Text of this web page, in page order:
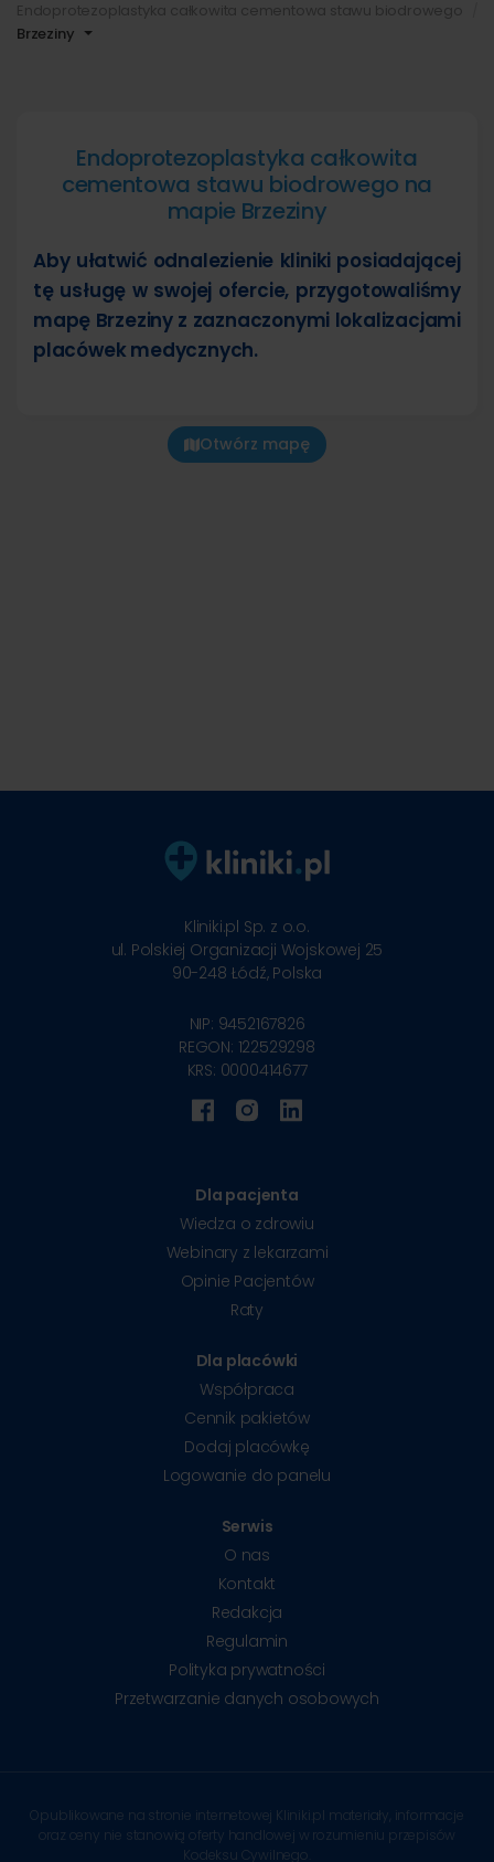
Brzeziny
Endoprotezoplastyka całkowita
cementowa stawu biodrowego na
mapie Brzeziny
Aby ułatwić odnalezienie kliniki posiadającej
tę usługę w swojej ofercie, przygotowaliśmy
mapę Brzeziny z zaznaczonymi lokalizacjami
placówek medycznych.
Otwórz mapę
Kliniki.pl Sp. z o.o.
ul. Polskiej Organizacji Wojskowej 25
90-248 Łódź, Polska
NIP: 9452167826
REGON: 122529298
KRS: 0000414677
Dla pacjenta
Wiedza o zdrowiu
Webinary z lekarzami
Opinie Pacjentów
Raty
Dla placówki
Współpraca
Cennik pakietów
Dodaj placówkę
Logowanie do panelu
Serwis
O nas
Kontakt
Redakcja
Regulamin
Polityka prywatności
Przetwarzanie danych osobowych
Opublikowane na stronie internetowej Kliniki.pl materiały, informacje
oraz ceny nie stanowią oferty handlowej w rozumieniu przepisów
Kodeksu Cywilnego.